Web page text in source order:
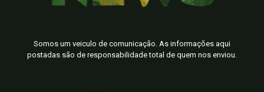
Somos um veiculo de comunicação. As informações aqui
postadas são de responsabilidade total de quem nos enviou.